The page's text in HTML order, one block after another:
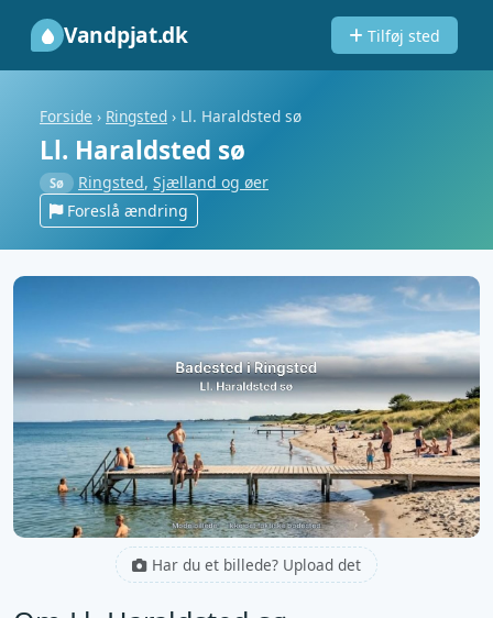
Vandpjat.dk Tilføj sted
Forside › Ringsted › Ll. Haraldsted sø
Ll. Haraldsted sø
Sø Ringsted, Sjælland og øer
Foreslå ændring
Har du et billede? Upload det